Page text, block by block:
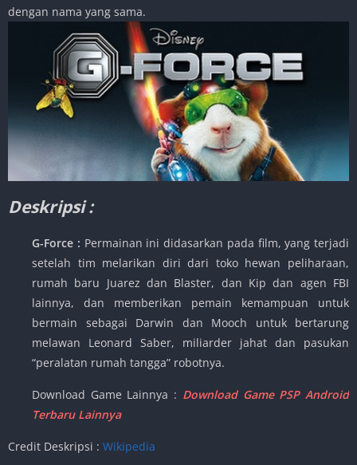
dengan nama yang sama.
Deskripsi :
G-Force : Permainan ini didasarkan pada film, yang terjadi
setelah tim melarikan diri dari toko hewan peliharaan,
rumah baru Juarez dan Blaster, dan Kip dan agen FBI
lainnya, dan memberikan pemain kemampuan untuk
bermain sebagai Darwin dan Mooch untuk bertarung
melawan Leonard Saber, miliarder jahat dan pasukan
“peralatan rumah tangga” robotnya.
Download Game Lainnya : Download Game PSP Android
Terbaru Lainnya
Credit Deskripsi : Wikipedia